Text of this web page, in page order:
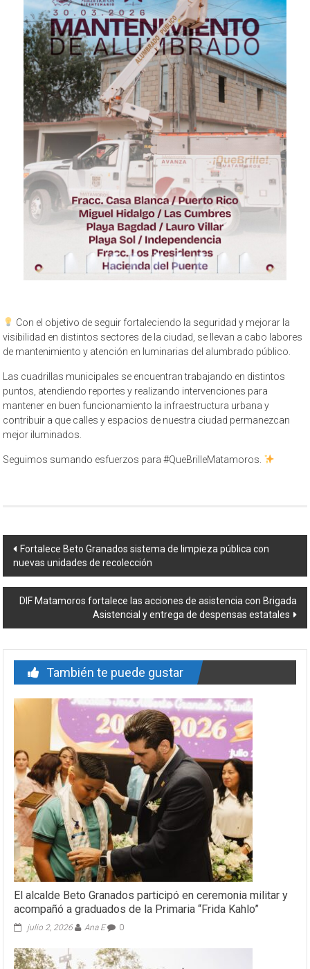
Con el objetivo de seguir fortaleciendo la seguridad y mejorar la
visibilidad en distintos sectores de la ciudad, se llevan a cabo labores
de mantenimiento y atención en luminarias del alumbrado público.
Las cuadrillas municipales se encuentran trabajando en distintos
puntos, atendiendo reportes y realizando intervenciones para
mantener en buen funcionamiento la infraestructura urbana y
contribuir a que calles y espacios de nuestra ciudad permanezcan
mejor iluminados.
Seguimos sumando esfuerzos para #QueBrilleMatamoros.
Navegación
de
entrada
Fortalece Beto Granados sistema de limpieza pública con
nuevas unidades de recolección
DIF Matamoros fortalece las acciones de asistencia con Brigada
Asistencial y entrega de despensas estatales
También te puede gustar
El alcalde Beto Granados participó en ceremonia militar y
acompañó a graduados de la Primaria “Frida Kahlo”
julio 2, 2026 Ana E 0